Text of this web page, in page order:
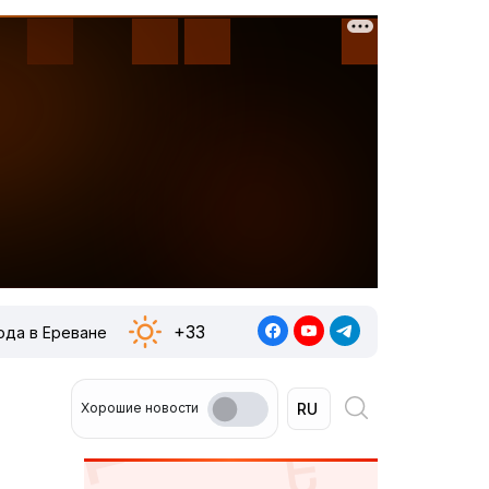
в Ереване +33
Хорошие новости